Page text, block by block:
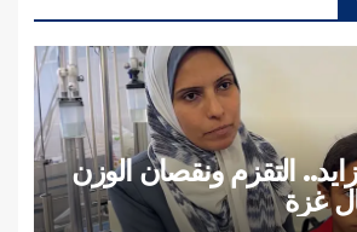
التقزم ونقصان الوزن
غزة